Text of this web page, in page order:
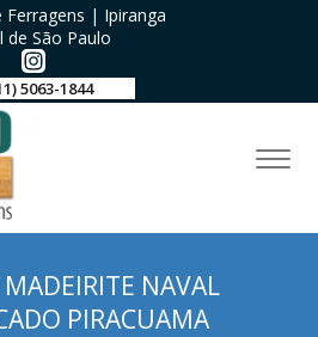
Ferragens | Ipiranga
de São Paulo
5063-1844
MADEIRITE NAVAL
PIRACUAMA